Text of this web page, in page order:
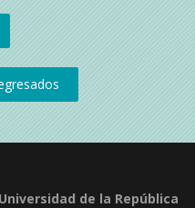
de la República